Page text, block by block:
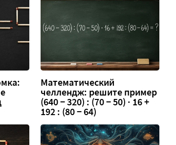
Математический
челлендж: решите пример
(640 − 320) : (70 − 50) · 16 +
192 : (80 − 64)